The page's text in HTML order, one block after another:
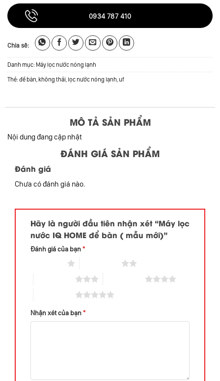
0934 787 410
Chia sẽ:
Danh mục: Máy lọc nước nóng lạnh
Thẻ: để bàn không thải lọc nước nóng lạnh uf
MÔ TẢ SẢN PHẨM
Nội dung đang cập nhật
ĐÁNH GIÁ SẢN PHẨM
Đánh giá
Chưa có đánh giá nào.
Hãy là người đầu tiên nhận xét “Máy lọc
nước IQ HOME để bàn ( mẫu mới)”
Đánh giá của bạn*
Nhận xét của bạn*